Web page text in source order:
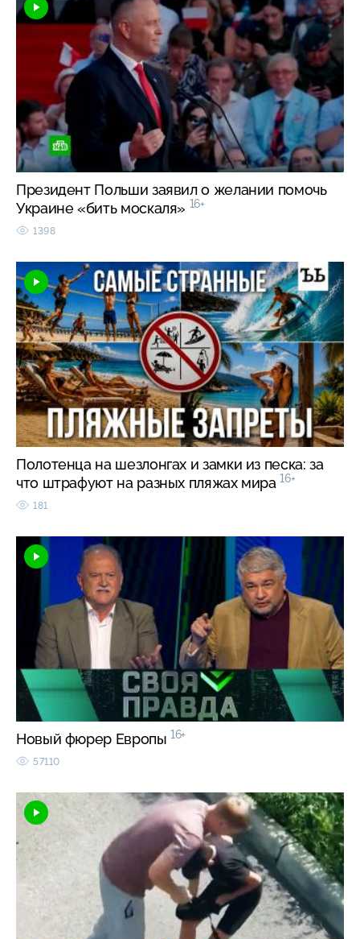
Президент Польши заявил о желании помочь
Украине «бить москаля» 16+
1398
Полотенца на шезлонгах и замки из песка: за
что штрафуют на разных пляжах мира 16+
181
Новый фюрер Европы 16+
57110